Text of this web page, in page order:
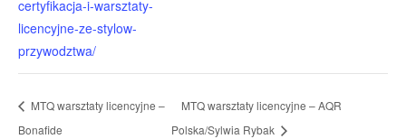
certyfikacja-i-warsztaty-
licencyjne-ze-stylow-
przywodztwa/
MTQ warsztaty licencyjne –
Bonafide
MTQ warsztaty licencyjne – AQR
Polska/Sylwia Rybak